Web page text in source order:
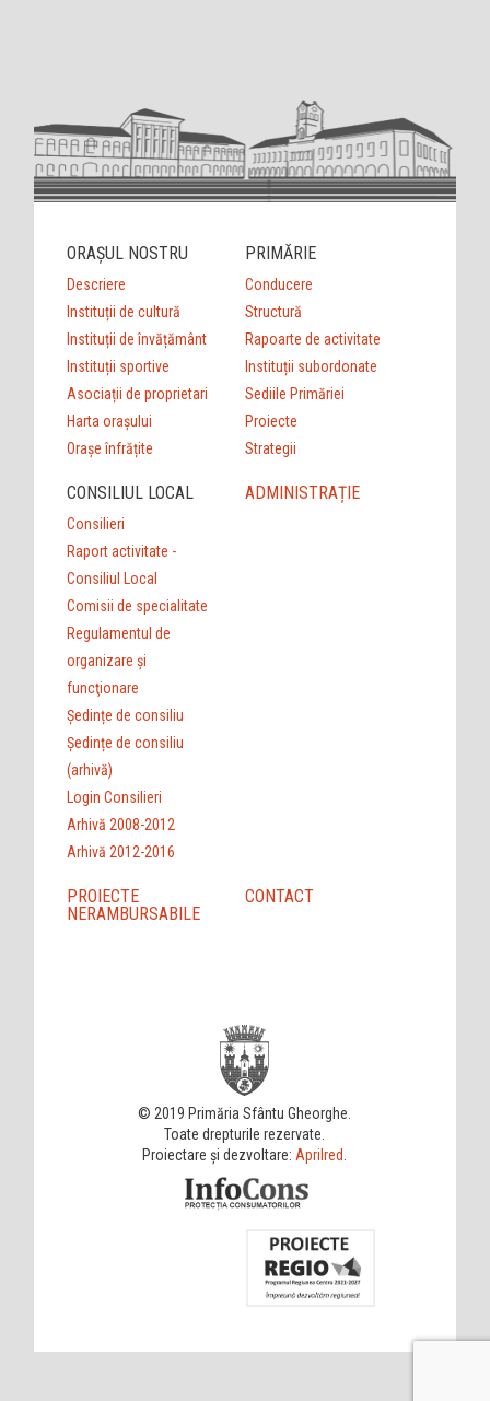
ORAȘUL NOSTRU
Descriere
Instituții de cultură
Instituții de învățământ
Instituții sportive
Asociații de proprietari
Harta orașului
Orașe înfrățite
PRIMĂRIE
Conducere
Structură
Rapoarte de activitate
Instituții subordonate
Sediile Primăriei
Proiecte
Strategii
CONSILIUL LOCAL
Consilieri
Raport activitate -
Consiliul Local
Comisii de specialitate
Regulamentul de
organizare şi
funcţionare
Ședințe de consiliu
Ședințe de consiliu
(arhivă)
Login Consilieri
Arhivă 2008-2012
Arhivă 2012-2016
ADMINISTRAȚIE
PROIECTE
NERAMBURSABILE
CONTACT
© 2019 Primăria Sfântu Gheorghe.
Toate drepturile rezervate.
Proiectare și dezvoltare: Aprilred